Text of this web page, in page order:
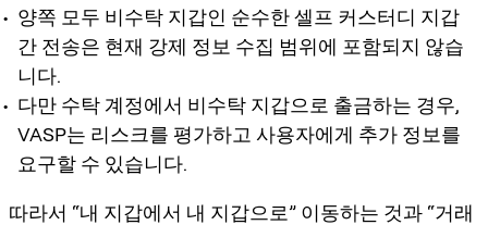
양쪽 모두 비수탁 지갑인 순수한 셀프 커스터디 지갑
간 전송은 현재 강제 정보 수집 범위에 포함되지 않습
니다.
다만 수탁 계정에서 비수탁 지갑으로 출금하는 경우,
VASP는 리스크를 평가하고 사용자에게 추가 정보를
요구할 수 있습니다.
따라서 “내 지갑에서 내 지갑으로” 이동하는 것과 “거래